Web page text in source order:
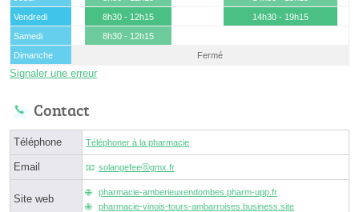
Vendredi
8h30 - 12h15
14h30 - 19h15
Samedi
8h30 - 12h15
Dimanche
Fermé
Signaler une erreur
Contact
Téléphone Téléphoner à la pharmacie
Email solangefeeⓐgmx.fr
Site web
pharmacie-amberieuxendombes.pharm-upp.fr
pharmacie-vinois-tours-ambarroises.business.site